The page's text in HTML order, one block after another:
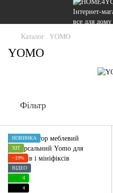
Каталог YOMO
YOMO
Фільтр
НОВИНКА
ХІТ
−19%
ВІДЕО
4
4